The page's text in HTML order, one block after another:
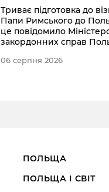
Триває підготовка до
Папи Римського до
це повідомило
закордонних справ
06 серпня 2026
ПОЛЬЩА
ПОЛЬЩА І СВІТ